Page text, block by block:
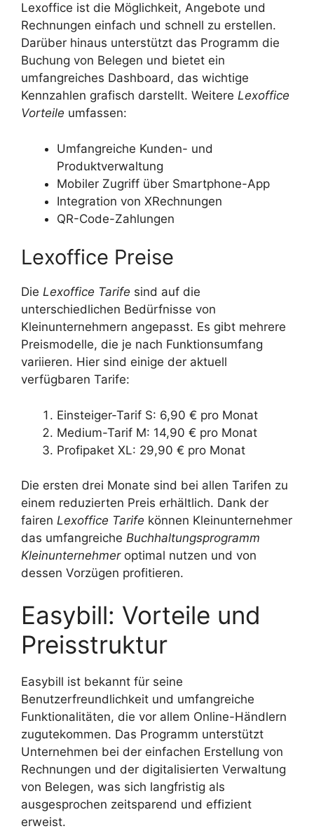
Lexoffice ist die Möglichkeit, Angebote und
Rechnungen einfach und schnell zu erstellen.
Darüber hinaus unterstützt das Programm die
Buchung von Belegen und bietet ein
umfangreiches Dashboard, das wichtige
Kennzahlen grafisch darstellt. Weitere Lexoffice
Vorteile umfassen:
Umfangreiche Kunden- und
Produktverwaltung
Mobiler Zugriff über Smartphone-App
Integration von XRechnungen
QR-Code-Zahlungen
Lexoffice Preise
Die Lexoffice Tarife sind auf die
unterschiedlichen Bedürfnisse von
Kleinunternehmern angepasst. Es gibt mehrere
Preismodelle, die je nach Funktionsumfang
variieren. Hier sind einige der aktuell
verfügbaren Tarife:
Einsteiger-Tarif S: 6,90 € pro Monat
Medium-Tarif M: 14,90 € pro Monat
Profipaket XL: 29,90 € pro Monat
Die ersten drei Monate sind bei allen Tarifen zu
einem reduzierten Preis erhältlich. Dank der
fairen Lexoffice Tarife können Kleinunternehmer
das umfangreiche Buchhaltungsprogramm
Kleinunternehmeroptimal nutzen und von
dessen Vorzügen profitieren.
Easybill: Vorteile und
Preisstruktur
Easybill ist bekannt für seine
Benutzerfreundlichkeit und umfangreiche
Funktionalitäten, die vor allem Online-Händlern
zugutekommen. Das Programm unterstützt
Unternehmen bei der einfachen Erstellung von
Rechnungen und der digitalisierten Verwaltung
von Belegen, was sich langfristig als
ausgesprochen zeitsparend und effizient
erweist.